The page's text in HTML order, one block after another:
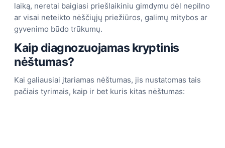
laiką, neretai baigiasi priešlaikiniu gimdymu dėl nepilno
ar visai neteikto nėščiųjų priežiūros, galimų mitybos ar
gyvenimo būdo trūkumų.
Kaip diagnozuojamas kryptinis
nėštumas?
Kai galiausiai įtariamas nėštumas, jis nustatomas tais
pačiais tyrimais, kaip ir bet kuris kitas nėštumas: